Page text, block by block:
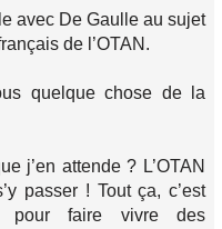
avec De Gaulle au sujet
de l’OTAN.
quelque chose de la
j’en attende ? L’OTAN
passer ! Tout ça, c’est
pour faire vivre des